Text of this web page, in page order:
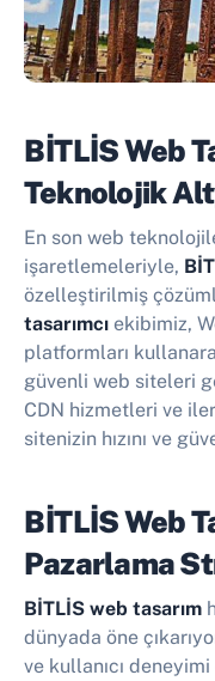
BİTLİS Web
Teknolojik
En son web
işaretlemeleriyle,
özelleştirilmiş
tasarımcı ekibimiz,
platformları
güvenli web siteleri
CDN hizmetleri ve
sitenizin hızını ve
BİTLİS Web
Pazarlama
BİTLİS web tasarım
dünyada öne
ve kullanıcı